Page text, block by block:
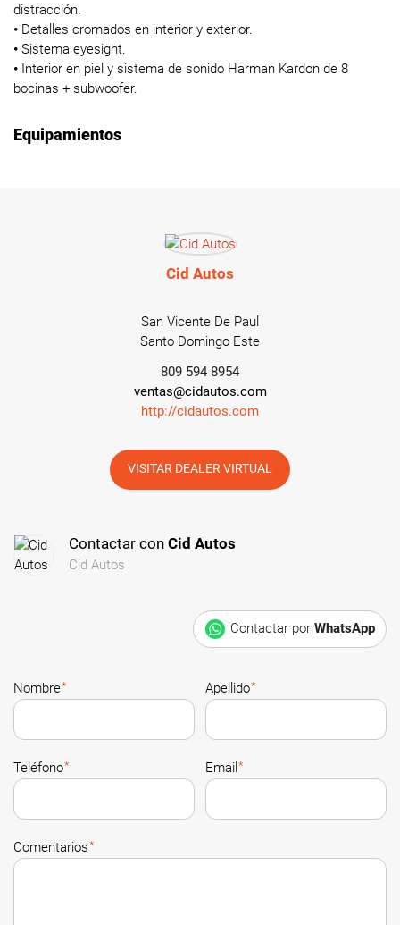
distracción.
• Detalles cromados en interior y exterior.
• Sistema eyesight.
• Interior en piel y sistema de sonido Harman Kardon de 8
bocinas + subwoofer.
Equipamientos
Cid Autos
San Vicente De Paul
Santo Domingo Este
809 594 8954
ventas@cidautos.com
http://cidautos.com
VISITAR DEALER VIRTUAL
Contactar con Cid Autos
Cid Autos
Contactar por WhatsApp
Nombre* Apellido*
Teléfono* Email *
Comentarios*